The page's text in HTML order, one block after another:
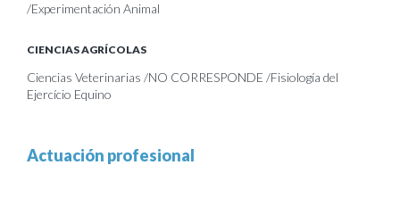
/Experimentación Animal
CIENCIAS AGRÍCOLAS
Ciencias Veterinarias /NO CORRESPONDE /Fisiología del
Ejercício Equino
Actuación profesional